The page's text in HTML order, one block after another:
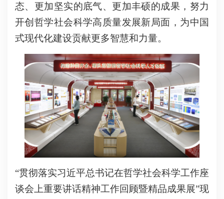
态、更加坚实的底气、更加丰硕的成果，努力
开创哲学社会科学高质量发展新局面，为中国
式现代化建设贡献更多智慧和力量。
“贯彻落实习近平总书记在哲学社会科学工作座
谈会上重要讲话精神工作回顾暨精品成果展”现